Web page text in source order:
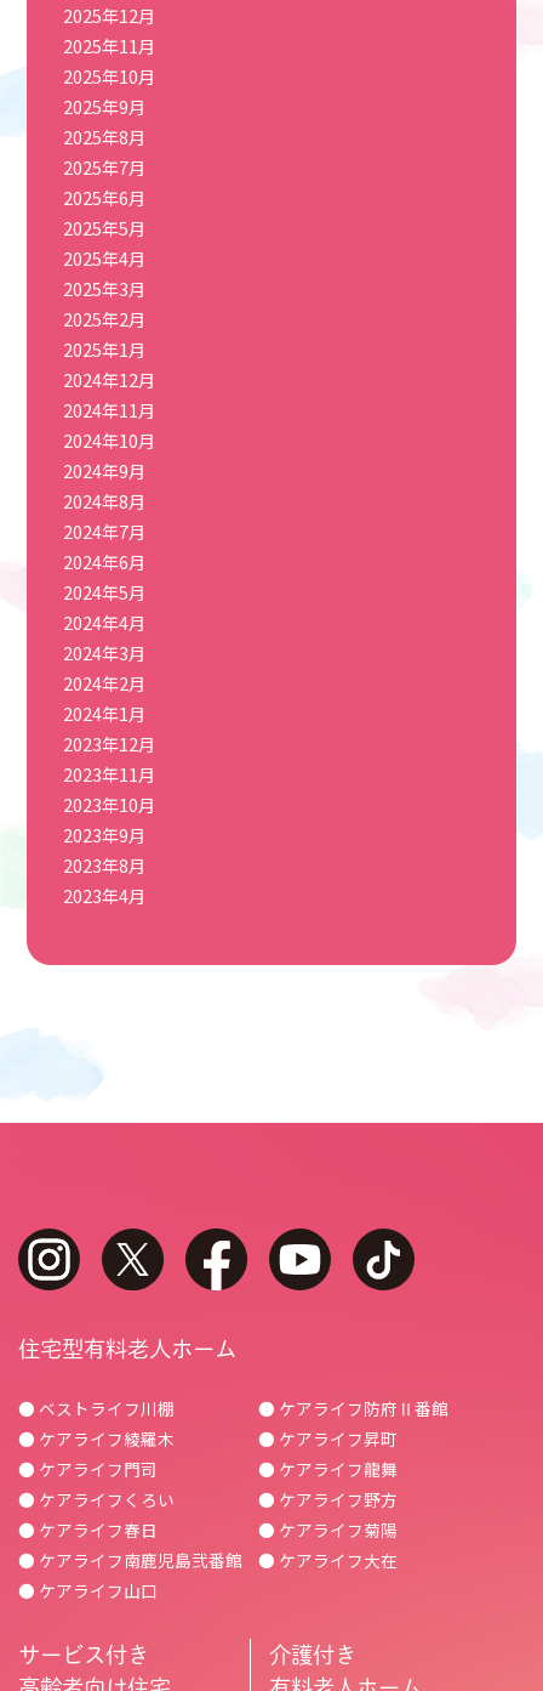
2025年12月
2025年11月
2025年10月
2025年9月
2025年8月
2025年7月
2025年6月
2025年5月
2025年4月
2025年3月
2025年2月
2025年1月
2024年12月
2024年11月
2024年10月
2024年9月
2024年8月
2024年7月
2024年6月
2024年5月
2024年4月
2024年3月
2024年2月
2024年1月
2023年12月
2023年11月
2023年10月
2023年9月
2023年8月
2023年4月
instagram twitter facebook youtube
住宅型有料老人ホーム
● ベストライフ川棚
● ケアライフ綾羅木
● ケアライフ門司
● ケアライフくろい
● ケアライフ春日
● ケアライフ南鹿児島弐番館
● ケアライフ山口
● ケアライフ防府Ⅱ番館
● ケアライフ昇町
● ケアライフ龍舞
● ケアライフ野方
● ケアライフ菊陽
● ケアライフ大在
サービス付き
介護付き